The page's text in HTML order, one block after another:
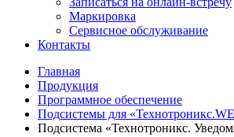
Маркировка
Сервисное обслуживание
Контакты
Главная
Продукция
Программное обеспечение
Подсистемы для
Подсистема «Технотроникс.